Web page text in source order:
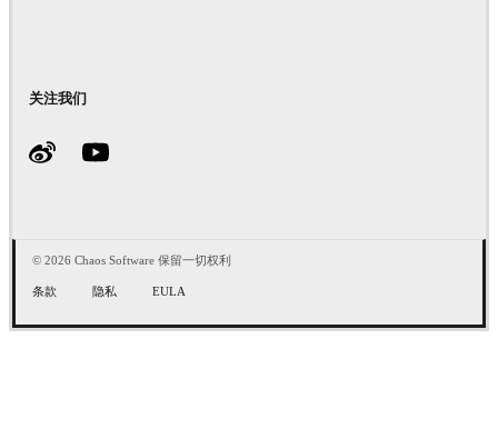
关注我们
© 2026 Chaos Software 保留一切权利
条款 隐私 EULA